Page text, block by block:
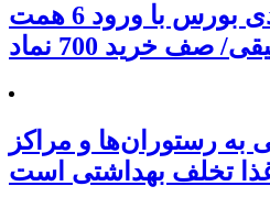
رشد 130 هزار واحدی بورس با ورود 6 همت
صف خرید 700 نماد
به رستوران‌ها و مراکز
تخلف بهداشتی است